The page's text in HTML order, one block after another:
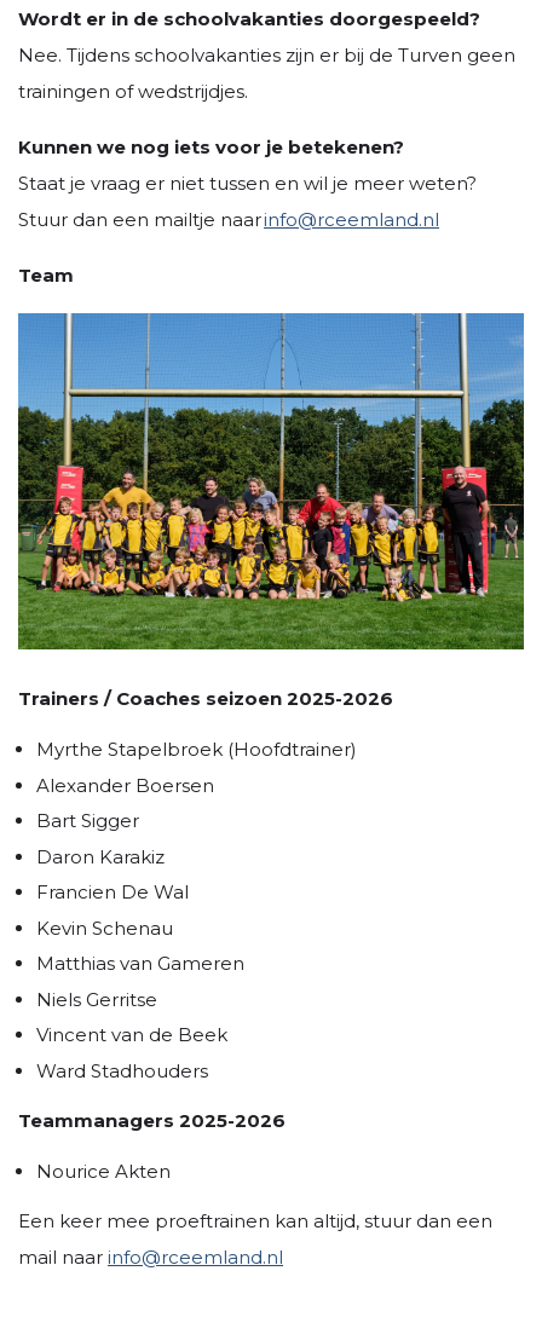
Wordt er in de schoolvakanties doorgespeeld?
Nee. Tijdens schoolvakanties zijn er bij de Turven geen
trainingen of wedstrijdjes.
Kunnen we nog iets voor je betekenen?
Staat je vraag er niet tussen en wil je meer weten?
Stuur dan een mailtje naarinfo@rceemland.nl
Team
Trainers / Coaches seizoen 2025-2026
Myrthe Stapelbroek (Hoofdtrainer)
Alexander Boersen
Bart Sigger
Daron Karakiz
Francien De Wal
Kevin Schenau
Matthias van Gameren
Niels Gerritse
Vincent van de Beek
Ward Stadhouders
Teammanagers 2025-2026
Nourice Akten
Een keer mee proeftrainen kan altijd, stuur dan een
mail naar info@rceemland.nl